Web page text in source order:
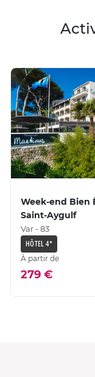
Week-end Bien
Saint-Aygulf
Var - 83
HÔTEL 4*
À partir de
279 €